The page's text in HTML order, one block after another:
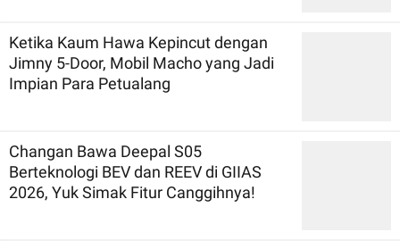
Ketika Kaum Hawa Kepincut dengan
Jimny 5-Door, Mobil Macho yang Jadi
Impian Para Petualang
Changan Bawa Deepal S05
Berteknologi BEV dan REEV di GIIAS
2026, Yuk Simak Fitur Canggihnya!